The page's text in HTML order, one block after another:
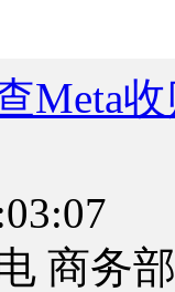
Meta
商务